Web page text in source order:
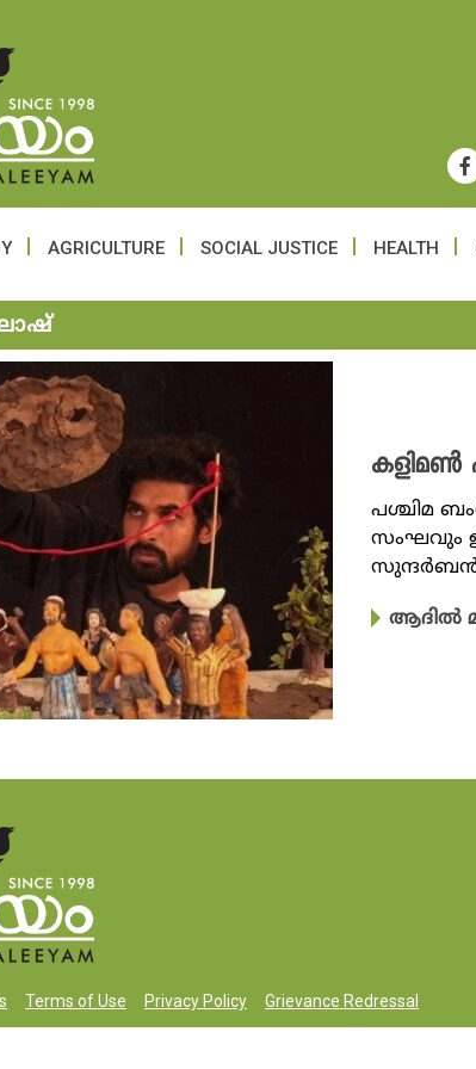
AGRICULTURE SOCIAL JUSTICE HEALTH
കളിമൺ
പശ്ചിമ
സംഘവും
ആദിൽ
Terms of Use Privacy Policy Grievance Redressal